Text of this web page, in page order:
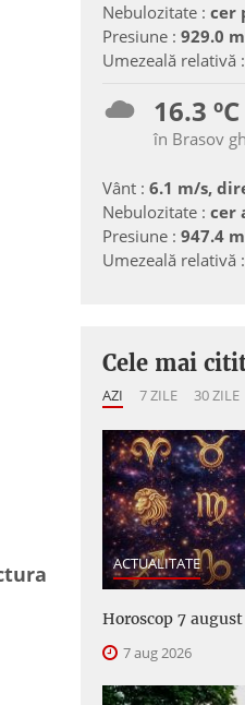
Nebulozitate : cer
Presiune : 929.0
Umezeală relativă :
16.3 ºC
în Brasov
Vânt : 6.1 m/s,
Nebulozitate : cer
Presiune : 947.4
Umezeală relativă :
Cele mai
AZI 7 ZILE 30 ZILE
ACTUALITATE
Horoscop 7
7 aug 2026